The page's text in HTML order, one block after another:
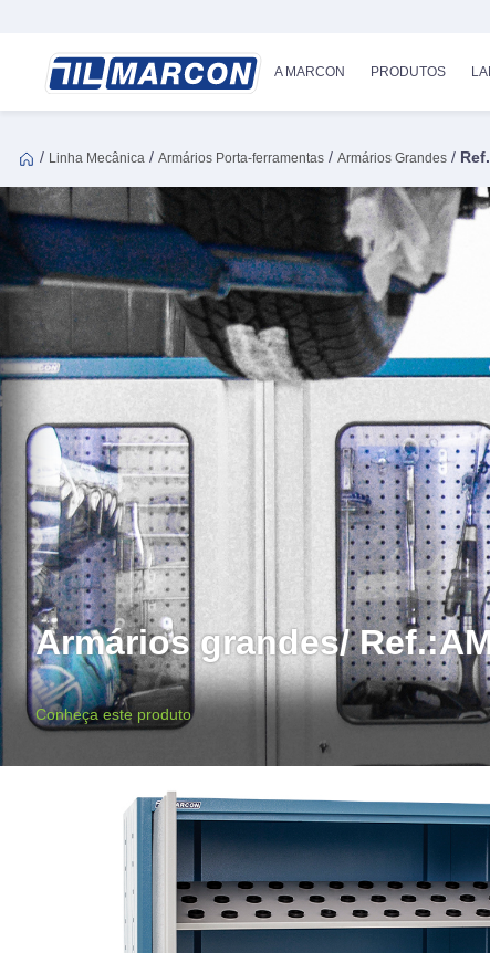
A MARCON PRODUTOS
/ Linha Mecânica / Armários Porta-ferramentas / Armários Grandes /
Armários grandes/
Conheça este produto